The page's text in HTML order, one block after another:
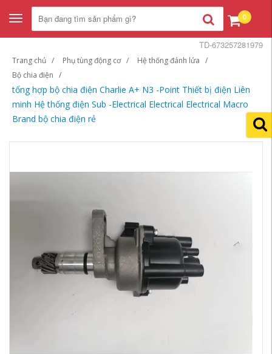
Toggle
navigation
0
Trang chủ Phụ tùng động cơ
Hệ thống đánh lửa
Bộ chia điện
tổng hợp bộ chia điện Charlie A+ N3 -Point Thiết bị điện Liên
minh Hệ thống điện Sub -Electrical Electrical Electrical Macro
Brand bộ chia điện rẻ
TD-673257281979